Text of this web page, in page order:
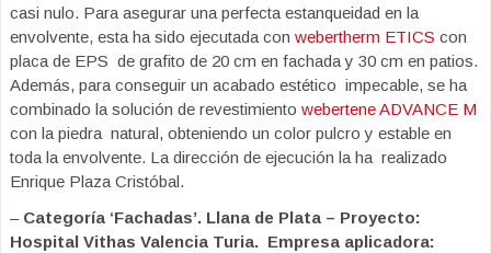
casi nulo. Para asegurar una perfecta estanqueidad en la
envolvente, esta ha sido ejecutada con webertherm ETICS con
placa de EPS de grafito de 20 cm en fachada y 30 cm en patios.
Además, para conseguir un acabado estético impecable, se ha
combinado la solución de revestimiento webertene ADVANCE M
con la piedra natural, obteniendo un color pulcro y estable en
toda la envolvente. La dirección de ejecución la ha realizado
Enrique Plaza Cristóbal.
– Categoría ‘Fachadas’. Llana de Plata – Proyecto:
Hospital Vithas Valencia Turia. Empresa aplicadora: